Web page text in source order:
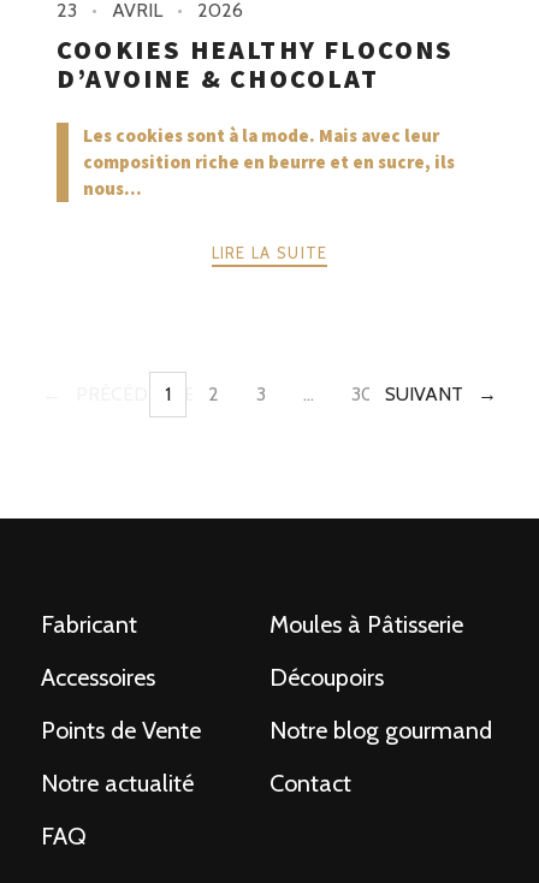
23 AVRIL 2026
COOKIES HEALTHY FLOCONS
D’AVOINE & CHOCOLAT
Les cookies sont à la mode. Mais avec leur
composition riche en beurre et en sucre, ils
nous...
LIRE LA SUITE
PRÉCÉDENTE PAGE
1 PAGE
2 PAGE
3 … PAGE
30 SUIVANT
Fabricant
Moules à Pâtisserie
Accessoires
Découpoirs
Points de Vente
Notre blog gourmand
Notre actualité
Contact
FAQ